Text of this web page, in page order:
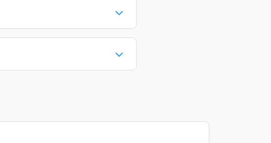
können individuell an
für Ihren